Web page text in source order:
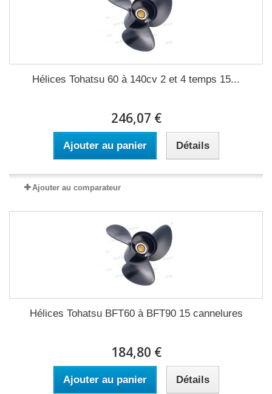
Hélices Tohatsu 60 à 140cv 2 et 4 temps 15...
246,07 €
Ajouter au panier Détails
Ajouter au comparateur
Hélices Tohatsu BFT60 à BFT90 15 cannelures
184,80 €
Ajouter au panier Détails